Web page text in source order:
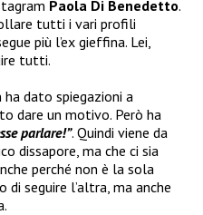
Paola Di Benedetto.
tutti i vari profili
più l’ex gieffina. Lei,
tutti.
ha dato spiegazioni a
dare un motivo. Però ha
parlare!”. Quindi viene da
dissapore, ma che ci sia
perché non è la sola
di seguire l’altra, ma anche